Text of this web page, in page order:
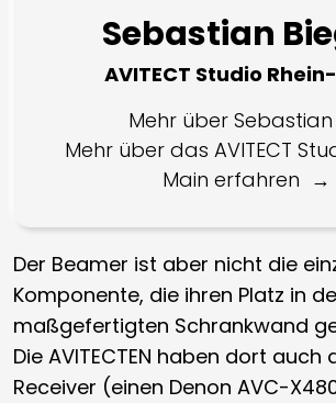
Sebastian
AVITECT Studio
Mehr über Sebastian
Mehr über das AVITECT
Main erfahren
Der Beamer ist aber nicht die
Komponente, die ihren Platz in
maßgefertigten Schrankwand
Die AVITECTEN haben dort auch
Receiver (einen Denon AVC-